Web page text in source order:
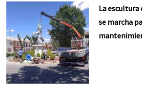
La escultura
se marcha